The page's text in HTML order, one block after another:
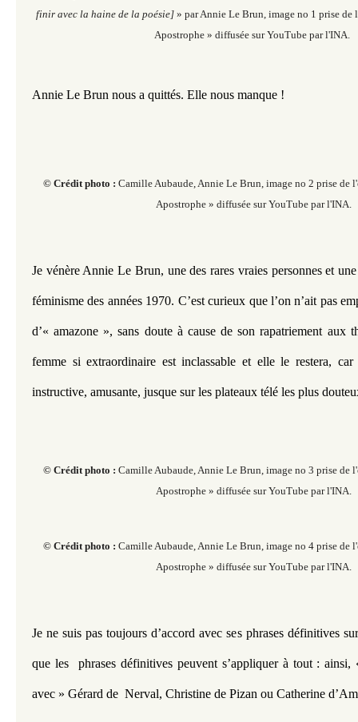
finir avec la haine de la poésie] » par Annie Le Brun, image no 1 prise
Apostrophe » diffusée sur YouTube par l'INA.
Annie Le Brun nous a quittés. Elle nous manque !
© Crédit photo : Camille Aubaude, Annie Le Brun, image no 2 prise de
Apostrophe » diffusée sur YouTube par l'INA.
Je vénère Annie Le Brun, une des rares vraies personnes et
féminisme des années 1970. C’est curieux que l’on n’ait pas
d’« amazone », sans doute à cause de son rapatriement aux
femme si extraordinaire est inclassable et elle le restera,
instructive, amusante, jusque sur les plateaux télé les plus
© Crédit photo : Camille Aubaude, Annie Le Brun, image no 3 prise de
Apostrophe » diffusée sur YouTube par l'INA.
© Crédit photo : Camille Aubaude, Annie Le Brun, image no 4 prise de
Apostrophe » diffusée sur YouTube par l'INA.
Je ne suis pas toujours d’accord avec ses phrases définitives
que les  phrases définitives peuvent s’appliquer à tout :
avec » Gérard de  Nerval, Christine de Pizan ou Catherine